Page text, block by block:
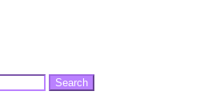
Search